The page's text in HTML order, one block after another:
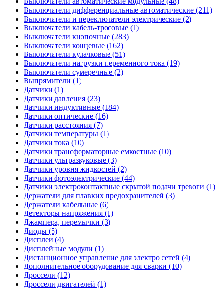
Выключатели дифференциальные автоматические (211)
Выключатели и переключатели электрические (2)
Выключатели кабель-тросовые (1)
Выключатели кнопочные (283)
Выключатели концевые (162)
Выключатели кулачковые (51)
Выключатели нагрузки переменного тока (19)
Выключатели сумеречные (2)
Выпрямители (1)
Датчики (1)
Датчики давления (23)
Датчики индуктивные (184)
Датчики оптические (16)
Датчики расстояния (7)
Датчики температуры (1)
Датчики тока (10)
Датчики трансформаторные емкостные (10)
Датчики ультразвуковые (3)
Датчики уровня жидкостей (2)
Датчики фотоэлектрические (44)
Датчики электроконтактные скрытой подачи тревоги (1)
Держатели для плавких предохранителей (3)
Держатели кабельные (6)
Детекторы напряжения (1)
Джампера, перемычки (3)
Диоды (5)
Дисплеи (4)
Дисплейные модули (1)
Дистанционное управление для электро сетей (4)
Дополнительное оборудование для сварки (10)
Дроссели (12)
Дроссели двигателей (1)